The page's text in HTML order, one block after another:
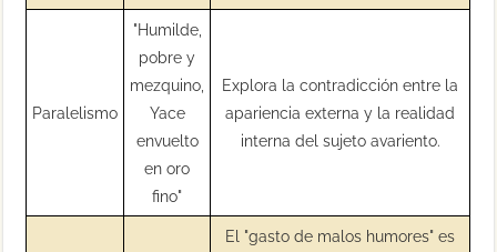
Paralelismo
"Humilde,
pobre y
mezquino,
Yace
envuelto
en oro
fino"
Explora la contradicción entre la
apariencia externa y la realidad
interna del sujeto avariento.
El "gasto de malos humores" es